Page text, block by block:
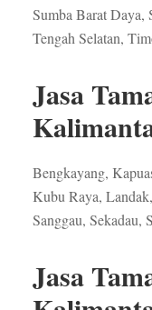
Sumba Barat Daya,
Tengah Selatan,
Jasa
Bengkayang,
Kubu Raya,
Sanggau, Sekadau,
Jasa